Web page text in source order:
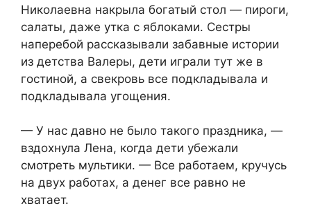
Николаевна накрыла богатый стол — пироги,
салаты, даже утка с яблоками. Сестры
наперебой рассказывали забавные истории
из детства Валеры, дети играли тут же в
гостиной, а свекровь все подкладывала и
подкладывала угощения.
— У нас давно не было такого праздника, —
вздохнула Лена, когда дети убежали
смотреть мультики. — Все работаем, кручусь
на двух работах, а денег все равно не
хватает.